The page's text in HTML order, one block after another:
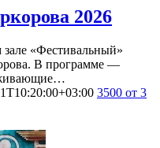
2026
зале «Фестивальный»
В программе —
3500 от 3